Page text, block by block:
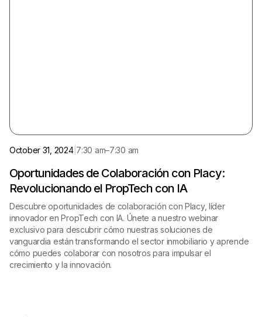
October 31, 2024| 7:30 am–7:30 am
Oportunidades de Colaboración con Placy:
Revolucionando el PropTech con IA
Descubre oportunidades de colaboración con Placy, líder
innovador en PropTech con IA. Únete a nuestro webinar
exclusivo para descubrir cómo nuestras soluciones de
vanguardia están transformando el sector inmobiliario y aprende
cómo puedes colaborar con nosotros para impulsar el
crecimiento y la innovación.